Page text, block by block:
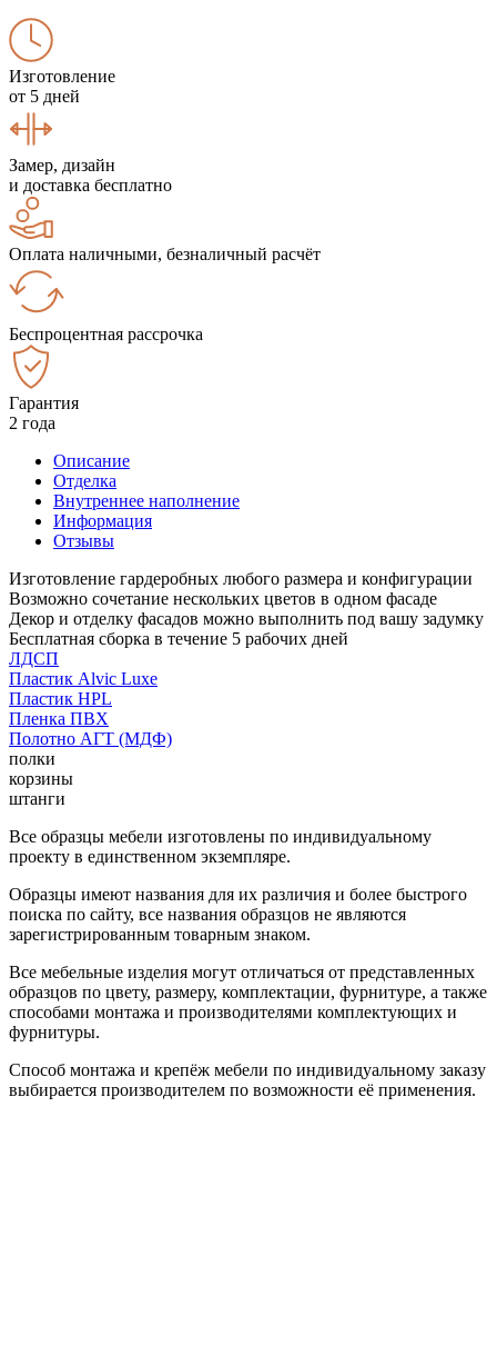
Изготовление
от 5 дней
Замер, дизайн
и доставка бесплатно
Оплата наличными, безналичный расчёт
Беспроцентная рассрочка
Гарантия
2 года
Описание
Отделка
Внутреннее наполнение
Информация
Отзывы
Изготовление гардеробных любого размера и конфигурации
Возможно сочетание нескольких цветов в одном фасаде
Декор и отделку фасадов можно выполнить под вашу задумку
Бесплатная сборка в течение 5 рабочих дней
ЛДСП
Пластик Alvic Luxe
Пластик HPL
Пленка ПВХ
Полотно АГТ (МДФ)
полки
корзины
штанги
Все образцы мебели изготовлены по индивидуальному
проекту в единственном экземпляре.
Образцы имеют названия для их различия и более быстрого
поиска по сайту, все названия образцов не являются
зарегистрированным товарным знаком.
Все мебельные изделия могут отличаться от представленных
образцов по цвету, размеру, комплектации, фурнитуре, а также
способами монтажа и производителями комплектующих и
фурнитуры.
Способ монтажа и крепёж мебели по индивидуальному заказу
выбирается производителем по возможности её применения.